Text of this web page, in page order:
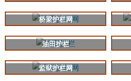
桥梁护栏网
油田护栏
监狱护栏网